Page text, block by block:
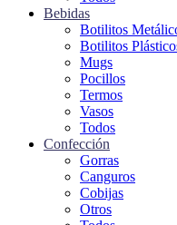
Bebidas
Botilitos
Botilitos
Mugs
Pocillos
Termos
Vasos
Todos
Confección
Gorras
Canguros
Cobijas
Otros